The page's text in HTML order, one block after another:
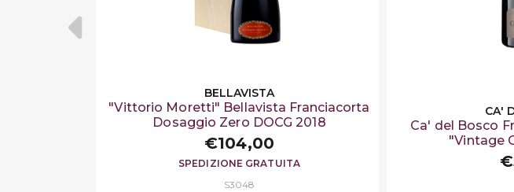
BELLAVISTA
"Vittorio Moretti" Bellavista Franciacorta
Dosaggio Zero DOCG 2018
€104,00
SPEDIZIONE GRATUITA
S3048
CA'
Ca' del Bosco
"Vintage